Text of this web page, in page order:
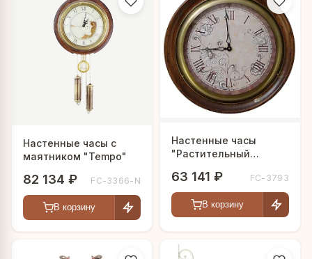
Настенные часы с
маятником "Tempo"
82 134 ₽ FC-3366-N
В корзину
Настенные часы
"Растительный
63 141 ₽ FC-3793
В корзину